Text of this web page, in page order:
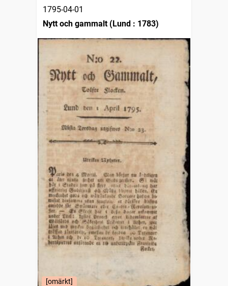
1795-04-01
Nytt och gammalt (Lund : 1783)
[omärkt]